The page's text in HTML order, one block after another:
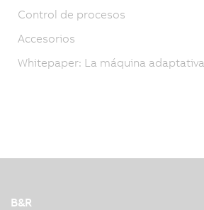
Control de procesos
Accesorios
Whitepaper: La máquina adaptativa
B&R